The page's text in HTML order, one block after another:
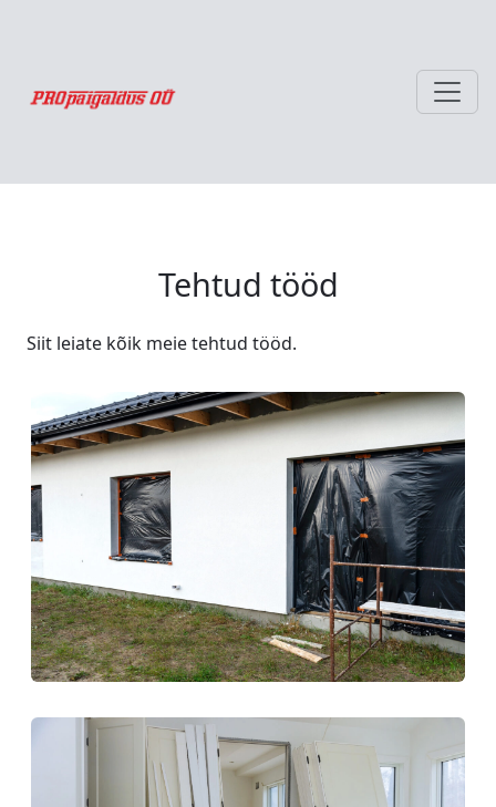
Tehtud tööd
Siit leiate kõik meie tehtud tööd.